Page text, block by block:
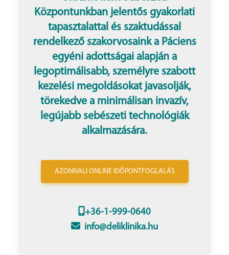
Központunkban jelentős gyakorlati
tapasztalattal és szaktudással
rendelkező szakorvosaink a Páciens
egyéni adottságai alapján a
legoptimálisabb, személyre szabott
kezelési megoldásokat javasolják,
törekedve a minimálisan invazív,
legújabb sebészeti technológiák
alkalmazására.
AZONNALI ONLINE IDŐPONTFOGLALÁS
+36-1-999-0640
info@deliklinika.hu